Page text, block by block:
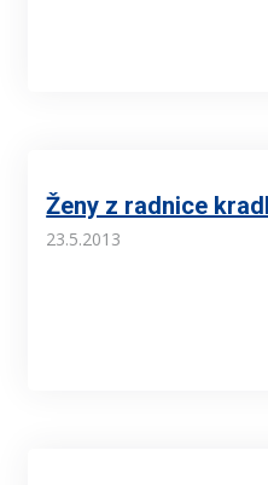
Ženy z radnice
23.5.2013